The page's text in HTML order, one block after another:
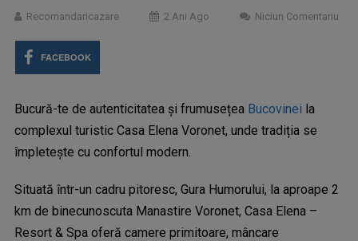
Recomandaricazare 2 Ani Ago Niciun Comentariu
FACEBOOK
Bucură-te de autenticitatea și frumusețea Bucovinei la
complexul turistic Casa Elena Voronet, unde tradiția se
împletește cu confortul modern.
Situată într-un cadru pitoresc, Gura Humorului, la aproape 2
km de binecunoscuta Manastire Voronet, Casa Elena –
Resort & Spa oferă camere primitoare, mâncare